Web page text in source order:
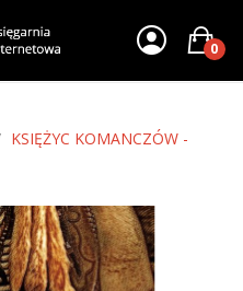
0
KSIĘŻYC KOMANCZÓW -